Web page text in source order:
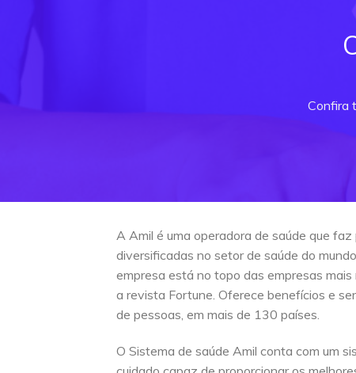
Confira
A Amil é uma operadora de saúde que
diversificadas no setor de saúde do
empresa está no topo das empresas
a revista Fortune. Oferece benefícios e
de pessoas, em mais de 130 países.
O Sistema de saúde Amil conta com um